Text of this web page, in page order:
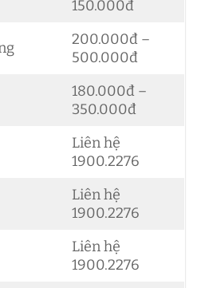
150.000đ
200.000đ –
500.000đ
180.000đ –
350.000đ
Liên hệ
1900.2276
Liên hệ
1900.2276
Liên hệ
1900.2276